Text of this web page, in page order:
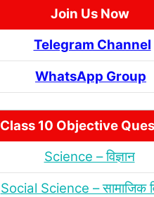
Join Us Now
Telegram Channel
WhatsApp Group
Class 10 Objective
Science – विज्ञान
Social Science – सामाजिक